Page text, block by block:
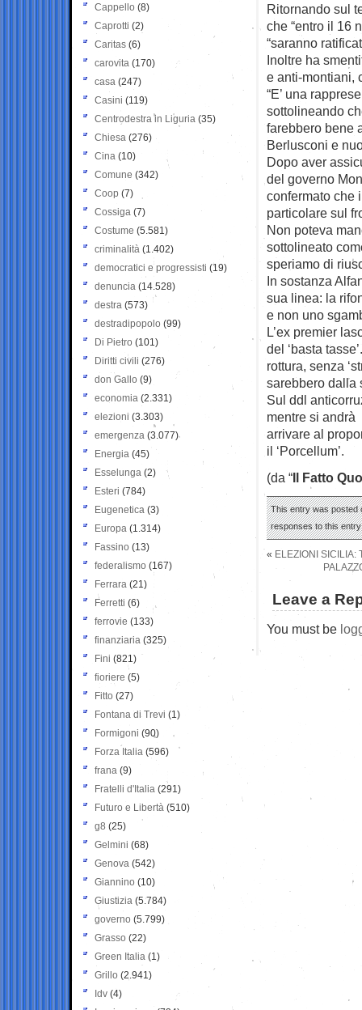
Ritornando sul
che “entro il 16
“saranno
Inoltre ha
e anti-montiani,
“E’ una
sottolineando
farebbero bene
Berlusconi e
Dopo aver
del governo
confermato che
particolare sul
Non poteva
sottolineato
speriamo di
In sostanza
sua linea: la
e non uno
L’ex premier
del ‘basta
rottura, senza
sarebbero dalla
Sul ddl
mentre si
arrivare al
il ‘Porcellum’.
(da “Il Fatto
This entry was posted
responses to this
« ELEZIONI SICILIA:
Leave a
You must be
Cappello (8)
Caprotti (2)
Caritas (6)
carovita (170)
casa (247)
Casini (119)
Centrodestra in Liguria (35)
Chiesa (276)
Cina (10)
Comune (342)
Coop (7)
Cossiga (7)
Costume (5.581)
criminalità (1.402)
democratici e progressisti (19)
denuncia (14.528)
destra (573)
destradipopolo (99)
Di Pietro (101)
Diritti civili (276)
don Gallo (9)
economia (2.331)
elezioni (3.303)
emergenza (3.077)
Energia (45)
Esselunga (2)
Esteri (784)
Eugenetica (3)
Europa (1.314)
Fassino (13)
federalismo (167)
Ferrara (21)
Ferretti (6)
ferrovie (133)
finanziaria (325)
Fini (821)
fioriere (5)
Fitto (27)
Fontana di Trevi (1)
Formigoni (90)
Forza Italia (596)
frana (9)
Fratelli d'Italia (291)
Futuro e Libertà (510)
g8 (25)
Gelmini (68)
Genova (542)
Giannino (10)
Giustizia (5.784)
governo (5.799)
Grasso (22)
Green Italia (1)
Grillo (2.941)
Idv (4)